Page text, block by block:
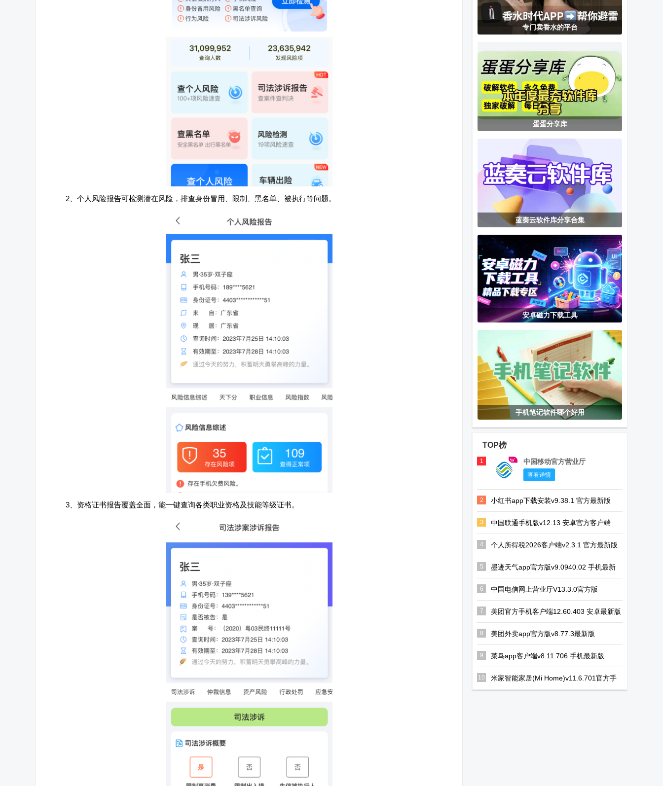
2、个人风险报告可检测潜在风险，排查身份冒用、限制、黑名单、被执行等问题。
3、资格证书报告覆盖全面，能一键查询各类职业资格及技能等级证书。
富西屋安卓手
字体安装器
(FontFix)
poweramp2026
最新版
支付宝自动助
手(XRadiant)
蛋蛋分享库
app手机版
Extinguish息
屏挂机
BeautyCam美
app
DrawAnyWhere
随意涂鸦app
中文版
专门卖香水的平台
蛋蛋分享库
蓝奏云软件库分享合集
安卓磁力下载工具
手机笔记软件哪个好用
TOP榜
1 中国移动官方营业厅
查看详情
2 小红书app下载安装v9.38.1 官方最新版
3 中国联通手机版v12.13 安卓官方客户端
4 个人所得税2026客户端v2.3.1 官方最新版
5
墨迹天气app官方版v9.0940.02 手机最新
版
6 中国电信网上营业厅V13.3.0官方版
7 美团官方手机客户端12.60.403 安卓最新版
8 美团外卖app官方版v8.77.3最新版
9 菜鸟app客户端v8.11.706 手机最新版
10
米家智能家居(Mi Home)v11.6.701官方手
机版